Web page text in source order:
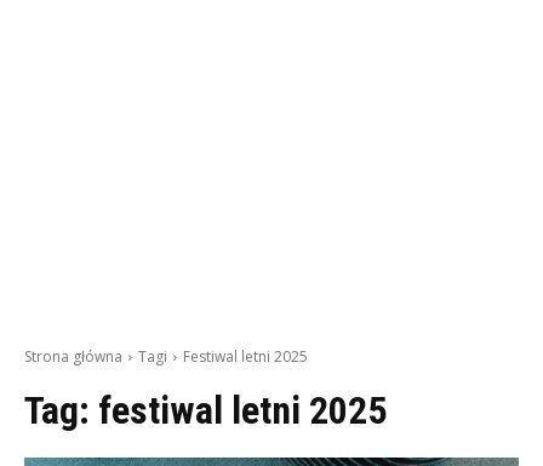
Strona główna Tagi Festiwal letni 2025
Tag: festiwal letni 2025